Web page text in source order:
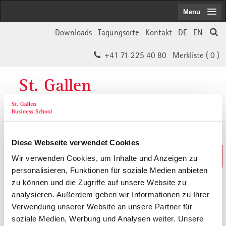
Diese Webseite verwendet Cookies
Wir verwenden Cookies, um Inhalte und Anzeigen zu
personalisieren, Funktionen für soziale Medien anbieten
zu können und die Zugriffe auf unsere Website zu
analysieren. Außerdem geben wir Informationen zu Ihrer
Verwendung unserer Website an unsere Partner für
soziale Medien, Werbung und Analysen weiter. Unsere
EN
DE
Kontakt
Tagungsorte
Downloads
Merkliste ( 0 )
+41 71 225 40 80
St. Gallen
Business School
Weiterbildungs-Suche
In 30 Sekunden das Passende finden
Menu
Der von Ihnen gesuchte Inhalt ist